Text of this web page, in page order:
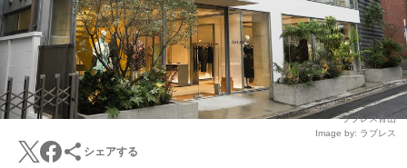
ラブレス青山
Image by: ラブレス
シェアする